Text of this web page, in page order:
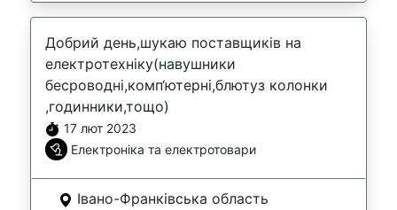
Добрий день,шукаю поставщиків на
електротехніку(навушники
бесроводні,комп‘ютерні,блютуз колонки
,годинники,тощо)
17 лют 2023
Електроніка та електротовари
Івано-Франківська область